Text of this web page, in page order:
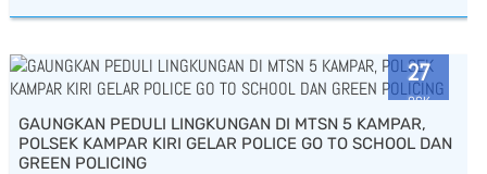
27
OCK
2025
GAUNGKAN PEDULI LINGKUNGAN DI MTSN 5 KAMPAR,
POLSEK KAMPAR KIRI GELAR POLICE GO TO SCHOOL DAN
GREEN POLICING